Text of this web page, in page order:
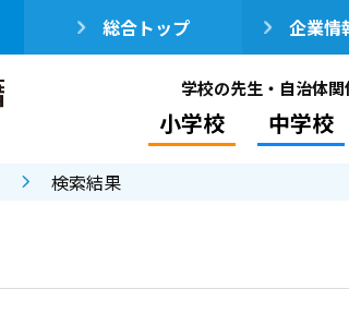
総合トップ 企業情
学校の先生・自治体
小学校 中学校
検索結果